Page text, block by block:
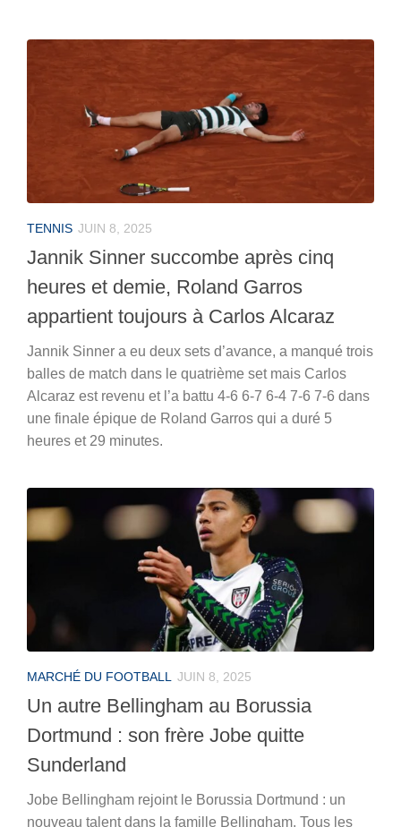
TENNIS JUIN 8, 2025
Jannik Sinner succombe après cinq
heures et demie, Roland Garros
appartient toujours à Carlos Alcaraz
Jannik Sinner a eu deux sets d’avance, a manqué trois
balles de match dans le quatrième set mais Carlos
Alcaraz est revenu et l’a battu 4-6 6-7 6-4 7-6 7-6 dans
une finale épique de Roland Garros qui a duré 5
heures et 29 minutes.
MARCHÉ DU FOOTBALL JUIN 8, 2025
Un autre Bellingham au Borussia
Dortmund : son frère Jobe quitte
Sunderland
Jobe Bellingham rejoint le Borussia Dortmund : un
nouveau talent dans la famille Bellingham. Tous les